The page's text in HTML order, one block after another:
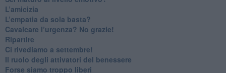
​L’amicizia
​L’empatia da sola basta?
​Cavalcare l’urgenza? No grazie!
Ripartire
​Ci rivediamo a settembre!
​Il ruolo degli attivatori del benessere
​Forse siamo troppo liberi